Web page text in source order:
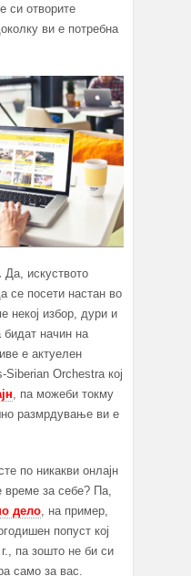
си отворите
ви е потребна
Да, искуството
се посети настан во
некој избор, дури и
бидат начин на
е актуелен
Siberian Orchestra кој
, па можеби токму
размрдување ви е
по никакви онлајн
време за себе? Па,
дело, на пример,
попуст кој
па зошто не би си
само за вас.